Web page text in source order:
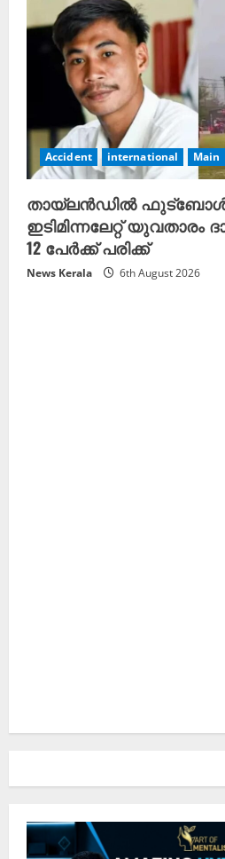
Accident international Main
തായ്‌ലൻഡിൽ ഫുട്ബോൾ
ഇടിമിന്നലേറ്റ് യുവതാരം
12 പേർക്ക് പരിക്ക്
News Kerala 6th August 2026